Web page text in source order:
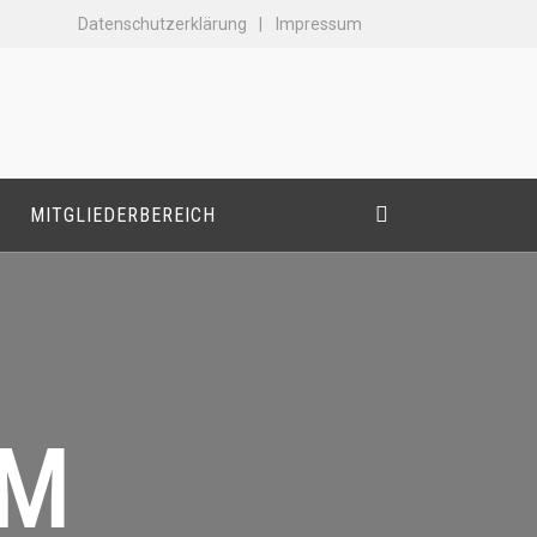
Datenschutzerklärung Impressum
MITGLIEDERBEREICH